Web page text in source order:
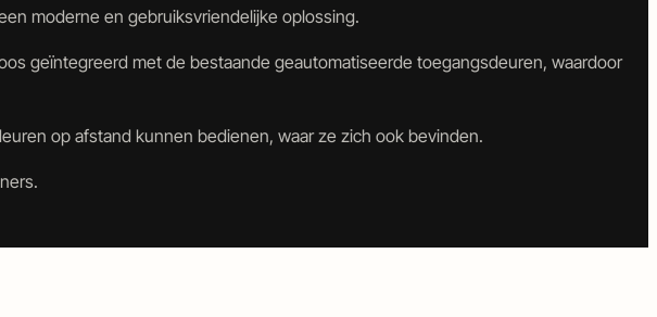
moderne en gebruiksvriendelijke oplossing.
geïntegreerd met de bestaande geautomatiseerde toegangsdeuren, waardoor
op afstand kunnen bedienen, waar ze zich ook bevinden.